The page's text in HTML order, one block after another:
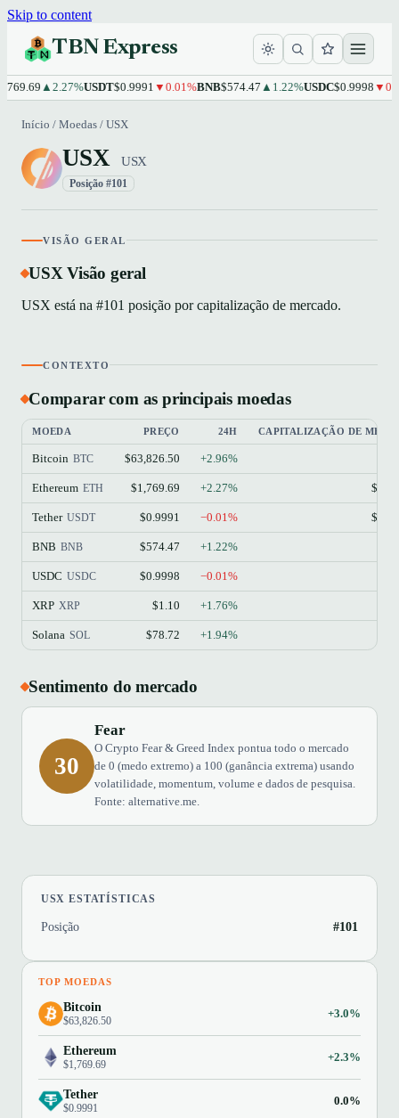
Skip to content
TBN Express
▲2.27%USDT$0.9991▼0.01%BNB$574.47▲1.22%USDC$0.9998
Início / Moedas / USX
USX USX
Posição #101
VISÃO GERAL
USX Visão geral
USX está na #101 posição por capitalização de mercado.
CONTEXTO
Comparar com as principais moedas
MOEDA PREÇO 24H CAPITALIZAÇÃO DE
Bitcoin BTC $63,826.50 +2.96%
Ethereum ETH $1,769.69 +2.27%
Tether USDT $0.9991 −0.01%
BNB BNB $574.47 +1.22%
USDC USDC $0.9998 −0.01%
XRP XRP $1.10 +1.76%
Solana SOL $78.72 +1.94%
Sentimento do mercado
30
Fear
O Crypto Fear & Greed Index pontua todo o mercado
de 0 (medo extremo) a 100 (ganância extrema) usando
volatilidade, momentum, volume e dados de pesquisa.
Fonte: alternative.me.
USX ESTATÍSTICAS
Posição #101
TOP MOEDAS
Bitcoin
$63,826.50
+3.0%
Ethereum
$1,769.69
+2.3%
Tether
$0.9991
0.0%